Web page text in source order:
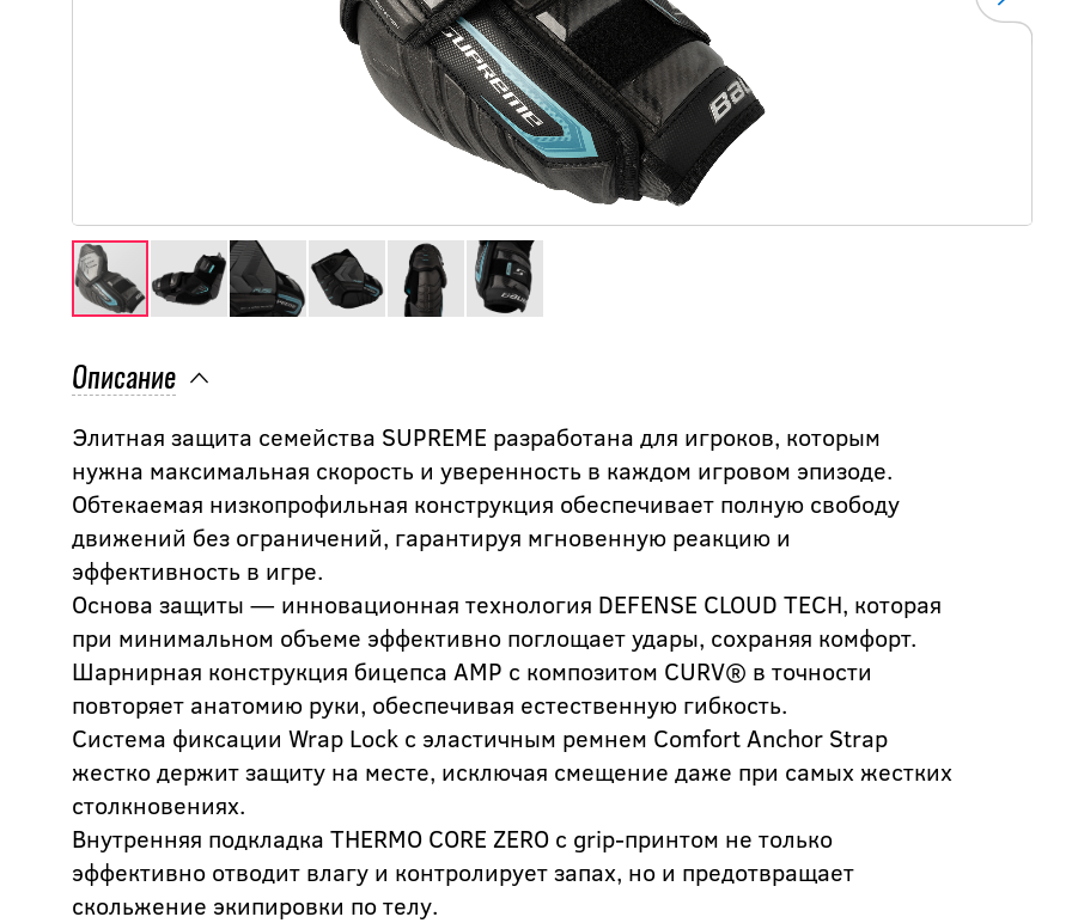
Описание
Элитная защита семейства SUPREME разработана для игроков, которым
нужна максимальная скорость и уверенность в каждом игровом эпизоде.
Обтекаемая низкопрофильная конструкция обеспечивает полную свободу
движений без ограничений, гарантируя мгновенную реакцию и
эффективность в игре.
Основа защиты — инновационная технология DEFENSE CLOUD TECH, которая
при минимальном объеме эффективно поглощает удары, сохраняя комфорт.
Шарнирная конструкция бицепса AMP с композитом CURV® в точности
повторяет анатомию руки, обеспечивая естественную гибкость.
Система фиксации Wrap Lock с эластичным ремнем Comfort Anchor Strap
жестко держит защиту на месте, исключая смещение даже при самых жестких
столкновениях.
Внутренняя подкладка THERMO CORE ZERO с grip-принтом не только
эффективно отводит влагу и контролирует запах, но и предотвращает
скольжение экипировки по телу.